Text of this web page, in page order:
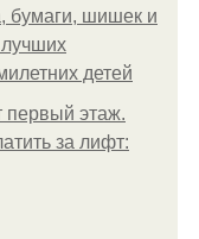
бумаги, шишек и
детей
первый этаж.
за лифт: